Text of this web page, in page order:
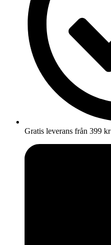
Gratis leverans från 399 kr